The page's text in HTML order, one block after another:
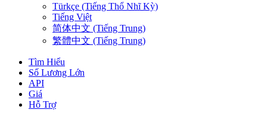
Türkçe (Tiếng Thổ Nhĩ Kỳ)
Tiếng Việt
简体中文 (Tiếng Trung)
繁體中文 (Tiếng Trung)
Tìm Hiểu
Số Lương Lớn
API
Giá
Hỗ Trợ